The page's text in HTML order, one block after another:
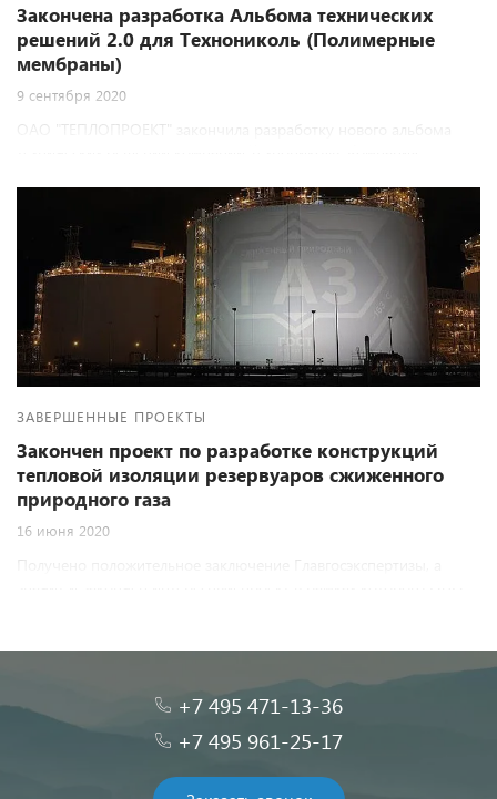
Закончена разработка Альбома технических
решений 2.0 для Технониколь (Полимерные
мембраны)
9 сентября 2020
ОАО "ТЕПЛОПРОЕКТ" закончила разработку нового альбома
всегда рады совместной работе.
ЗАВЕРШЕННЫЕ ПРОЕКТЫ
Закончен проект по разработке конструкций
тепловой изоляции резервуаров сжиженного
природного газа
16 июня 2020
Получено положительное заключение Главгосэкспертизы, а
природного газа объемом 160 тыс.метров кубических каждый
+7 495 471-13-36
+7 495 961-25-17